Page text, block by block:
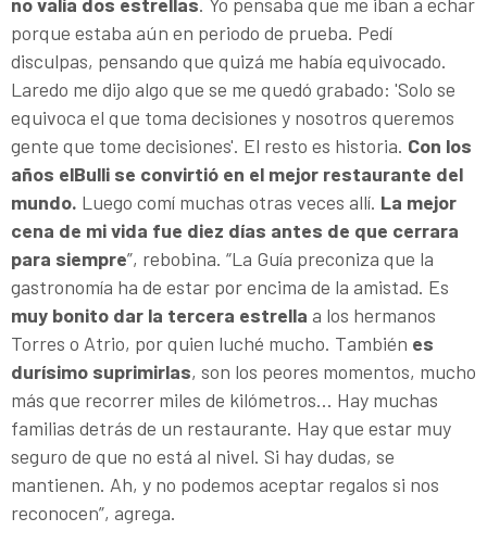
no valía dos estrellas. Yo pensaba que me iban a echar
porque estaba aún en periodo de prueba. Pedí
disculpas, pensando que quizá me había equivocado.
Laredo me dijo algo que se me quedó grabado: 'Solo se
equivoca el que toma decisiones y nosotros queremos
gente que tome decisiones'. El resto es historia. Con los
años elBulli se convirtió en el mejor restaurante del
mundo. Luego comí muchas otras veces allí. La mejor
cena de mi vida fue diez días antes de que cerrara
para siempre”, rebobina. “La Guía preconiza que la
gastronomía ha de estar por encima de la amistad. Es
muy bonito dar la tercera estrella a los hermanos
Torres o Atrio, por quien luché mucho. También es
durísimo suprimirlas, son los peores momentos, mucho
más que recorrer miles de kilómetros... Hay muchas
familias detrás de un restaurante. Hay que estar muy
seguro de que no está al nivel. Si hay dudas, se
mantienen. Ah, y no podemos aceptar regalos si nos
reconocen”, agrega.